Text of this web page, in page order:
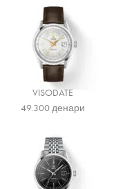
VISODATE
49.300денари